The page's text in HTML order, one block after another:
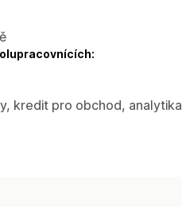
kredit pro obchod, analytika